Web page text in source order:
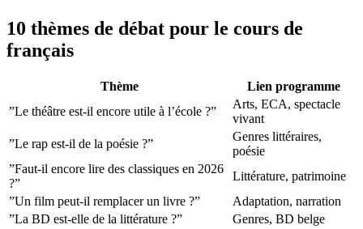
10 thèmes de débat pour le cours de
français
Thème
Lien programme
”Le théâtre est-il encore utile à l’école ?”
Arts, ECA, spectacle
vivant
”Le rap est-il de la poésie ?”
Genres littéraires,
poésie
”Faut-il encore lire des classiques en 2026
?”
Littérature, patrimoine
”Un film peut-il remplacer un livre ?”
Adaptation, narration
”La BD est-elle de la littérature ?”
Genres, BD belge